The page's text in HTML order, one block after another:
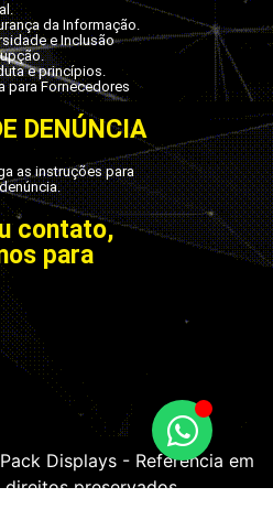
da Informação.
e Inclusão
e princípios.
para Fornecedores
DENÚNCIA
as instruções para
contato,
para
Displays - Referência em
direitos preservados.